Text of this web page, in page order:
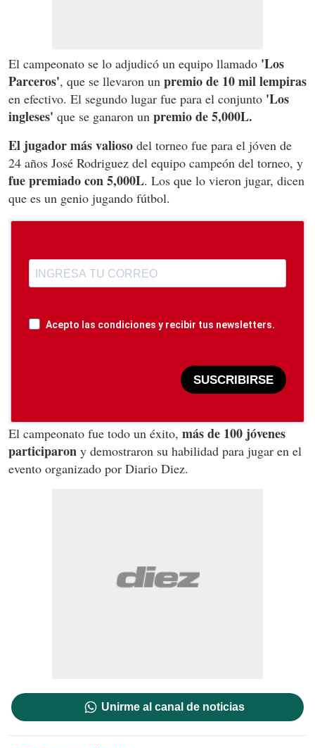
El campeonato se lo adjudicó un equipo llamado 'Los
Parceros', que se llevaron un premio de 10 mil lempiras
en efectivo. El segundo lugar fue para el conjunto 'Los
ingleses' que se ganaron un premio de 5,000L.
El jugador más valioso del torneo fue para el jóven de
24 años José Rodriguez del equipo campeón del torneo, y
fue premiado con 5,000L. Los que lo vieron jugar, dicen
que es un genio jugando fútbol.
Acepto las condiciones y recibir tus newsletters.
SUSCRIBIRSE
El campeonato fue todo un éxito, más de 100 jóvenes
participaron y demostraron su habilidad para jugar en el
evento organizado por Diario Diez.
Unirme al canal de noticias